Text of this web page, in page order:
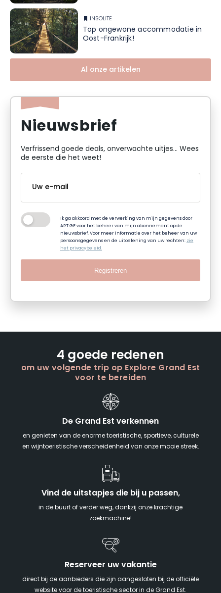
INSOLITE
Top ongewone accommodatie in
Oost-Frankrijk!
Al onze artikelen
Nieuwsbrief
Verfrissend goede deals, onverwachte uitjes... Wees
de eerste die het weet!
Ik ga akkoord met de verwerking van mijn gegevens door
ART GE voor het beheer van mijn abonnement op de
nieuwsbrief. Voor meer informatie over het beheer van uw
persoonsgegevens en de uitoefening van uw rechten:zie
het privacybeleid.
Registreren
4 goede redenen
om uw volgende trip op Explore Grand Est
voor te bereiden
De Grand Est verkennen
en genieten van de enorme toeristische, sportieve, culturele
en wijntoeristische verscheidenheid van onze mooie streek.
Vind de uitstapjes die bij u passen,
in de buurt of verder weg, dankzij onze krachtige
zoekmachine!
Reserveer uw vakantie
direct bij de aanbieders die zijn aangesloten bij de officiële
website voor de toeristische sector in de Grand Est.